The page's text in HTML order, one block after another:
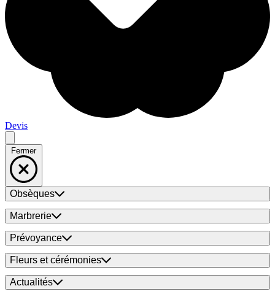
Devis
Fermer
Obsèques
Marbrerie
Prévoyance
Fleurs et cérémonies
Actualités